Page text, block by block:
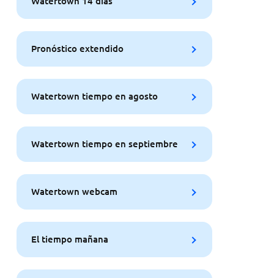
Pronóstico extendido
Watertown tiempo en agosto
Watertown tiempo en septiembre
Watertown webcam
El tiempo mañana